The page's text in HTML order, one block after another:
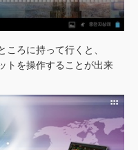
ろに持って行くと、
トを操作することが出来